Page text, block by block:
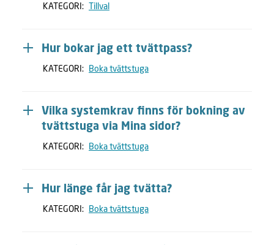
KATEGORI: Tillval
Hur bokar jag ett tvättpass?
KATEGORI: Boka tvättstuga
Vilka systemkrav finns för bokning av
tvättstuga via Mina sidor?
KATEGORI: Boka tvättstuga
Hur länge får jag tvätta?
KATEGORI: Boka tvättstuga